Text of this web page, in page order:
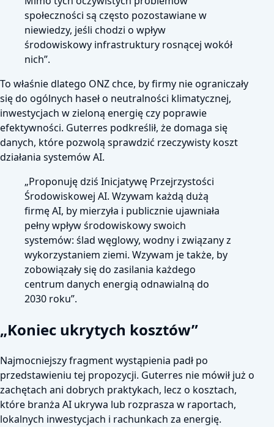
społeczności są często pozostawiane w
niewiedzy, jeśli chodzi o wpływ
środowiskowy infrastruktury rosnącej wokół
nich”.
To właśnie dlatego ONZ chce, by firmy nie ograniczały
się do ogólnych haseł o neutralności klimatycznej,
inwestycjach w zieloną energię czy poprawie
efektywności. Guterres podkreślił, że domaga się
danych, które pozwolą sprawdzić rzeczywisty koszt
działania systemów AI.
„Proponuję dziś Inicjatywę Przejrzystości
Środowiskowej AI. Wzywam każdą dużą
firmę AI, by mierzyła i publicznie ujawniała
pełny wpływ środowiskowy swoich
systemów: ślad węglowy, wodny i związany z
wykorzystaniem ziemi. Wzywam je także, by
zobowiązały się do zasilania każdego
centrum danych energią odnawialną do
2030 roku”.
„Koniec ukrytych kosztów”
Najmocniejszy fragment wystąpienia padł po
przedstawieniu tej propozycji. Guterres nie mówił już o
zachętach ani dobrych praktykach, lecz o kosztach,
które branża AI ukrywa lub rozprasza w raportach,
lokalnych inwestycjach i rachunkach za energię.